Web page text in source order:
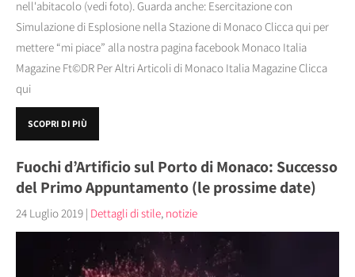
nell'abitacolo (vedi foto). Guarda anche: Esercitazione con
Simulazione di Esplosione nella Stazione di Monaco Clicca qui per
mettere “mi piace” alla nostra pagina facebook Monaco Italia
Magazine Ft©DR Per Altri Articoli di Monaco Italia Magazine Clicca
qui
SCOPRI DI PIÙ
Fuochi d’Artificio sul Porto di Monaco: Successo
del Primo Appuntamento (le prossime date)
24 Luglio 2019 | Dettagli di stile, notizie